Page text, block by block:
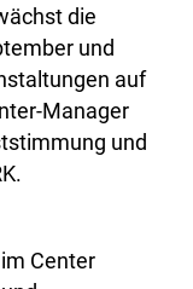
die
und
auf
Manager
und
Center